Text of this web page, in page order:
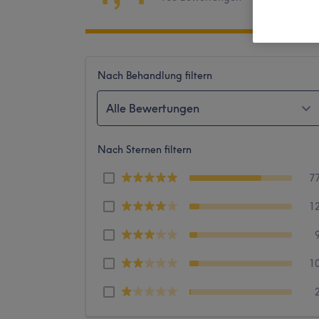
Nach Behandlung filtern
Alle Bewertungen
Nach Sternen filtern
12
2